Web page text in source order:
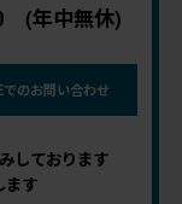
(年中無休)
でのお問い合わせ
しております
ます